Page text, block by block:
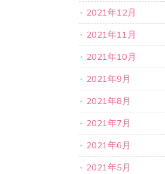
2021年12月
2021年11月
2021年10月
2021年9月
2021年8月
2021年7月
2021年6月
2021年5月